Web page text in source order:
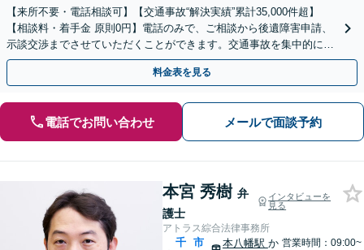
【来所不要・電話相談可】【交通事故“解決実績”累計35,000件超】
【相談料・着手金 原則0円】電話のみで、ご相談から後遺障害申請、
示談交渉までさせていただくことができます。交通事故を集中的に取
り扱っている弁護士が全力でサポート！
料金表を見る
電話でお問い合わせ メールで面談予約
本宮 秀樹 弁
護士
インタビューを
見る
アトラス綜合法律事務所
千
市
本八幡駅 か 営業時間：09:00~